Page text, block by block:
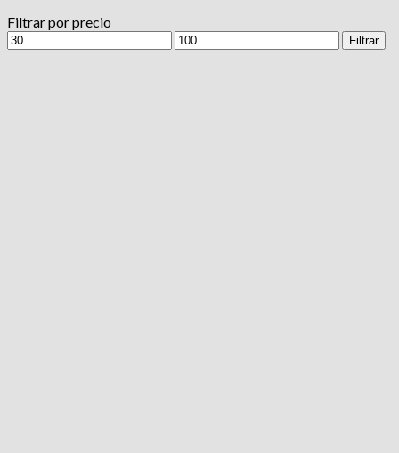
Filtrar por precio
Precio
mínimo
Precio
máximo
Filtrar